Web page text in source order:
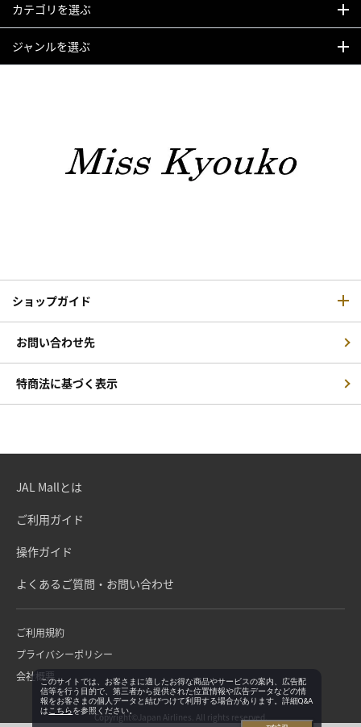
カテゴリを選ぶ
ジャンルを選ぶ
ショップガイド
お問い合わせ先
特商法に基づく表示
JAL Mallとは
ご利用ガイド
操作ガイド
よくあるご質問・お問い合わせ
ご利用規約
プライバシーポリシー
会社概要
Copyright©Japan Airlines. All rights reserved.
このサイトでは、お客さまに適したお得な商品やサービスの案内、広告配
信等を行う目的で、第三者から提供された位置情報や広告データなどの情
報をお客さまの個人データと結びつけて利用する場合があります。詳細Q&A
は こちらを参照ください。